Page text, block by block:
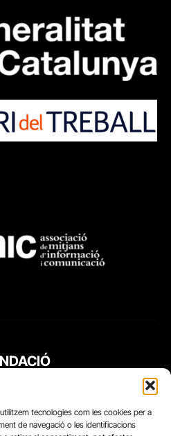
tecnologies com les cookies per a
de navegació o les identificacions